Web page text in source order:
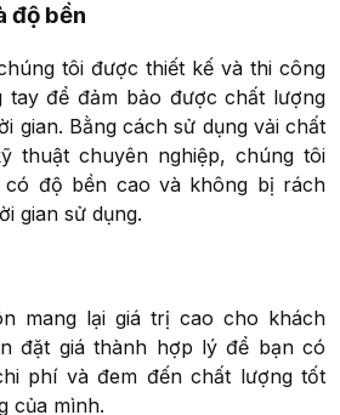
độ bền
tôi được thiết kế và thi công
tay để đảm bảo được chất lượng
gian. Bằng cách sử dụng vải chất
thuật chuyên nghiệp, chúng tôi
có độ bền cao và không bị rách
gian sử dụng.
mang lại giá trị cao cho khách
đặt giá thành hợp lý để bạn có
phí và đem đến chất lượng tốt
của mình.